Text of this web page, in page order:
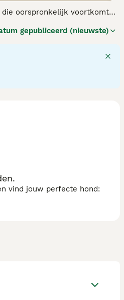
die oorspronkelijk voortkomt
en waarschuwde hij trouw
15 kilo. Het is een vrolijke,
en vriendelijke
graven onder en springen
van ongeveer 13 tot
gepubliceerd (nieuwste)
vind jouw perfecte hond: